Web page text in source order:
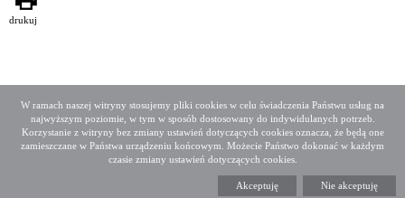
W ramach naszej witryny stosujemy pliki cookies w celu świadczenia Państwu usług na
najwyższym poziomie, w tym w sposób dostosowany do indywidulanych potrzeb.
Korzystanie z witryny bez zmiany ustawień dotyczących cookies oznacza, że będą one
zamieszczane w Państwa urządzeniu końcowym. Możecie Państwo dokonać w każdym
czasie zmiany ustawień dotyczących cookies.
Akceptuję Nie akceptuję
drukuj
Deklaracja dostępności
Mapa serwisu
Media społecznościowe
Twitter Facebook Linkedin
Copyright 2015 GDDKiA
ul. Wronia 53, 00-874 Warszawa, Tel +48 22 375 88 88